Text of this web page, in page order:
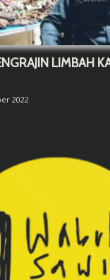
LIMBAH
2022